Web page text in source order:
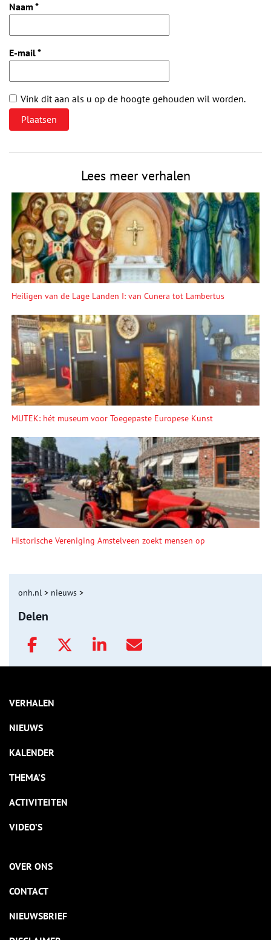
Naam *
E-mail*
Vink dit aan als u op de hoogte gehouden wil worden.
Lees meer verhalen
Heiligen van de Lage Landen I: van Cunera tot Lambertus
MUTEK: hét museum voor Toegepaste Europese Kunst
Historische Vereniging Amstelveen zoekt mensen op
onh.nl > nieuws >
Delen
VERHALEN
NIEUWS
KALENDER
THEMA’S
ACTIVITEITEN
VIDEO’S
OVER ONS
CONTACT
NIEUWSBRIEF